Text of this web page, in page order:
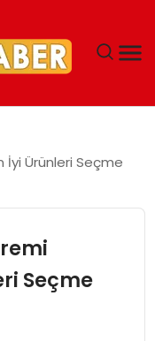
İyi Ürünleri Seçme
Seçme